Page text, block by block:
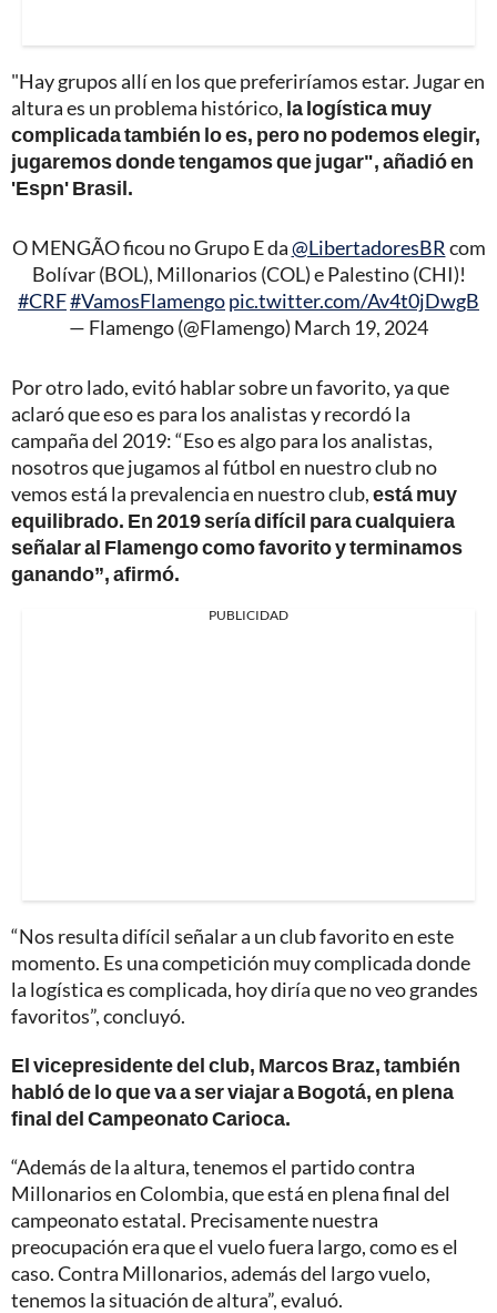
"Hay grupos allí en los que preferiríamos estar. Jugar en
altura es un problema histórico, la logística muy
complicada también lo es, pero no podemos elegir,
jugaremos donde tengamos que jugar", añadió en
'Espn' Brasil.
O MENGÃO ficou no Grupo E da@LibertadoresBRcom
Bolívar (BOL), Millonarios (COL) e Palestino (CHI)!
#CRF#VamosFlamengopic.twitter.com/Av4t0jDwgB
— Flamengo (@Flamengo) March 19, 2024
Por otro lado, evitó hablar sobre un favorito, ya que
aclaró que eso es para los analistas y recordó la
campaña del 2019: “Eso es algo para los analistas,
nosotros que jugamos al fútbol en nuestro club no
vemos está la prevalencia en nuestro club,está muy
equilibrado. En 2019 sería difícil para cualquiera
señalar al Flamengo como favorito y terminamos
ganando”, afirmó.
PUBLICIDAD
“Nos resulta difícil señalar a un club favorito en este
momento. Es una competición muy complicada donde
la logística es complicada, hoy diría que no veo grandes
favoritos”, concluyó.
El vicepresidente del club, Marcos Braz, también
habló de lo que va a ser viajar a Bogotá, en plena
final del Campeonato Carioca.
“Además de la altura, tenemos el partido contra
Millonarios en Colombia, que está en plena final del
campeonato estatal. Precisamente nuestra
preocupación era que el vuelo fuera largo, como es el
caso. Contra Millonarios, además del largo vuelo,
tenemos la situación de altura”, evaluó.